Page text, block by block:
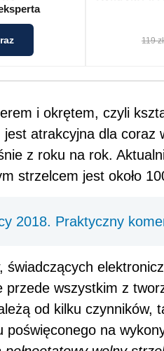
119 zł
i okrętem, czyli
jest atrakcyjna dla
z roku na rok.
strzelcem jest około
2018. Praktyczny
świadczących
przede wszystkim z
od kilku czynników,
poświęconego na